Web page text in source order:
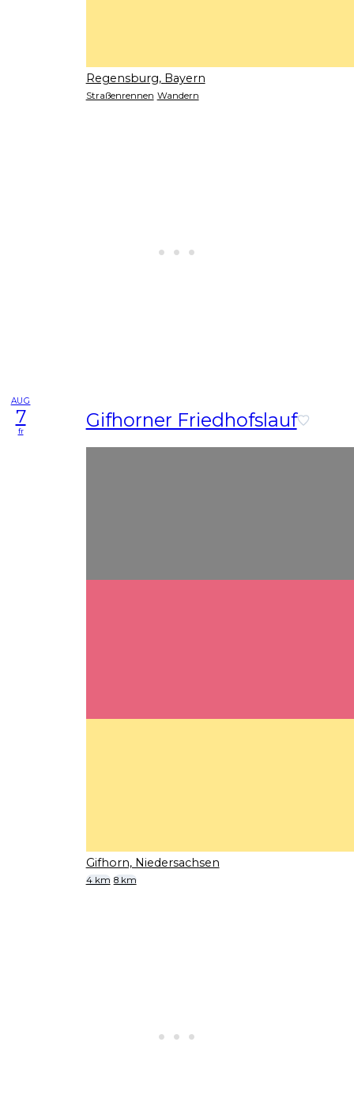
Regensburg, Bayern
Straßenrennen Wandern
AUG
7
fr Gifhorner Friedhofslauf
Gifhorn, Niedersachsen
4 km 8 km